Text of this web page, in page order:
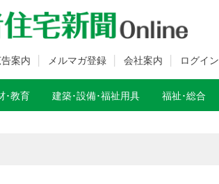
案内 メルマガ登録 会社案内 ログイン
･教育 建築･設備･福祉用具 福祉･総合